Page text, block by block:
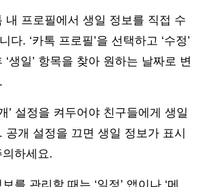
내 프로필에서 생일 정보를 직접 수
다. ‘카톡 프로필’을 선택하고 ‘수정’
‘생일’ 항목을 찾아 원하는 날짜로 변
’ 설정을 켜두어야 친구들에게 생일
공개 설정을 끄면 생일 정보가 표시
하세요.